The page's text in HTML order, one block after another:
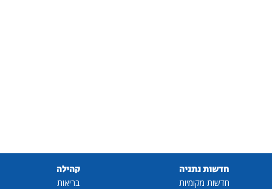
חדשות נתניה
חדשות מקומיות
קהילה
בריאות